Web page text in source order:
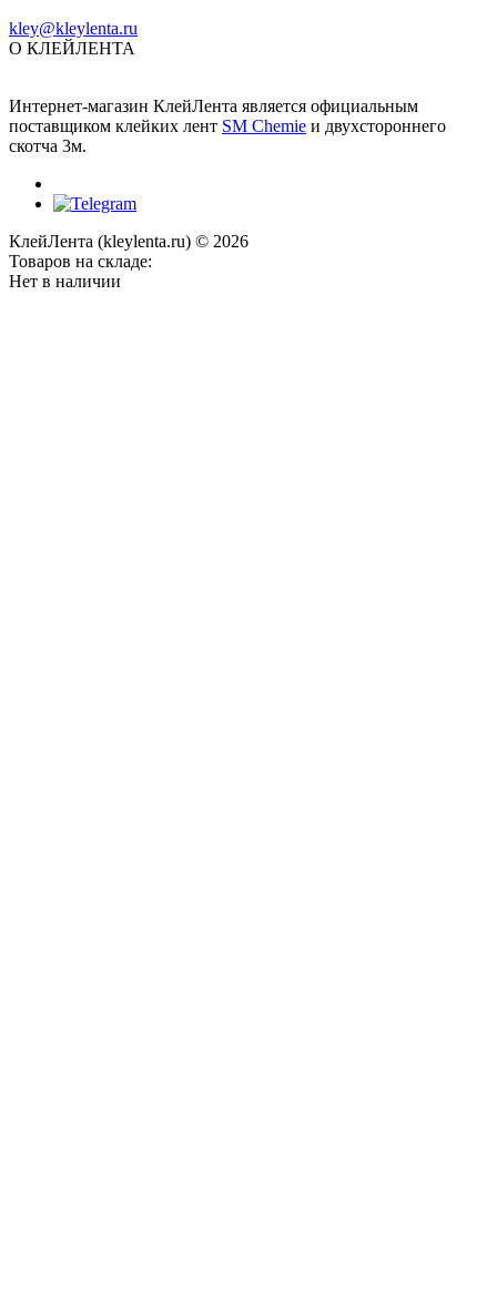
kley@kleylenta.ru
О КЛЕЙЛЕНТА
Интернет-магазин КлейЛента является официальным
поставщиком клейких лент SM Chemie и двухстороннего
скотча 3м.
КлейЛента (kleylenta.ru) © 2026
Товаров на складе:
Нет в наличии